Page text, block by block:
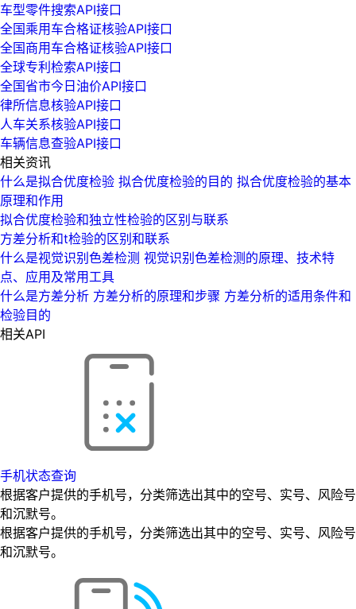
车型零件搜索API接口
全国乘用车合格证核验API接口
全国商用车合格证核验API接口
全球专利检索API接口
全国省市今日油价API接口
律所信息核验API接口
人车关系核验API接口
车辆信息查验API接口
相关资讯
什么是拟合优度检验 拟合优度检验的目的 拟合优度检验的基本
原理和作用
拟合优度检验和独立性检验的区别与联系
方差分析和t检验的区别和联系
什么是视觉识别色差检测 视觉识别色差检测的原理、技术特
点、应用及常用工具
什么是方差分析 方差分析的原理和步骤 方差分析的适用条件和
检验目的
相关API
手机状态查询
根据客户提供的手机号，分类筛选出其中的空号、实号、风险号
和沉默号。
根据客户提供的手机号，分类筛选出其中的空号、实号、风险号
和沉默号。